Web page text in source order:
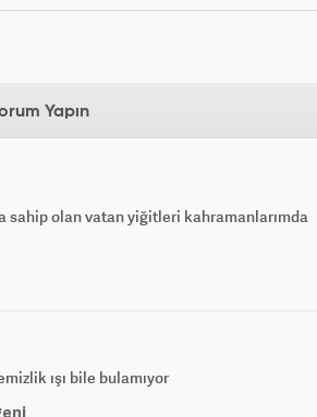
Yapın
sahip olan vatan yiğitleri kahramanlarımda
ışı bile bulamıyor